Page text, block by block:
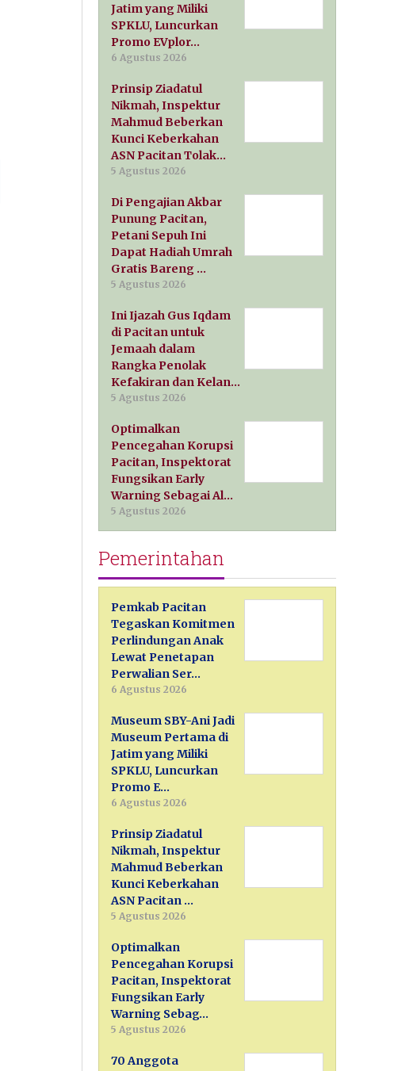
Jatim yang Miliki
SPKLU, Luncurkan
Promo EVplor…
6 Agustus 2026
Prinsip Ziadatul
Nikmah, Inspektur
Mahmud Beberkan
Kunci Keberkahan
ASN Pacitan Tolak…
5 Agustus 2026
Di Pengajian Akbar
Punung Pacitan,
Petani Sepuh Ini
Dapat Hadiah Umrah
Gratis Bareng …
5 Agustus 2026
Ini Ijazah Gus Iqdam
di Pacitan untuk
Jemaah dalam
Rangka Penolak
Kefakiran dan Kelan…
5 Agustus 2026
Optimalkan
Pencegahan Korupsi
Pacitan, Inspektorat
Fungsikan Early
Warning Sebagai Al…
5 Agustus 2026
Pemerintahan
Pemkab Pacitan
Tegaskan Komitmen
Perlindungan Anak
Lewat Penetapan
Perwalian Ser…
6 Agustus 2026
Museum SBY-Ani Jadi
Museum Pertama di
Jatim yang Miliki
SPKLU, Luncurkan
Promo E…
6 Agustus 2026
Prinsip Ziadatul
Nikmah, Inspektur
Mahmud Beberkan
Kunci Keberkahan
ASN Pacitan …
5 Agustus 2026
Optimalkan
Pencegahan Korupsi
Pacitan, Inspektorat
Fungsikan Early
Warning Sebag…
5 Agustus 2026
70 Anggota